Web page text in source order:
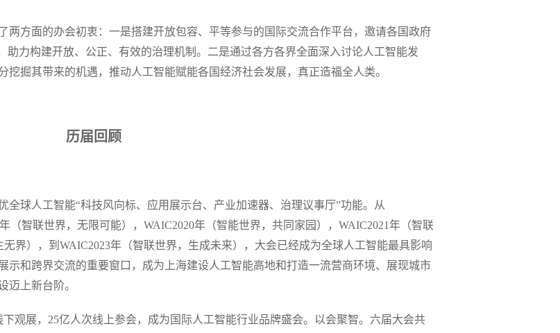
两方面的办会初衷：一是搭建开放包容、平等参与的国际交流合作平台，邀请各国政府
助力构建开放、公正、有效的治理机制。二是通过各方各界全面深入讨论人工智能发
掘其带来的机遇，推动人工智能赋能各国经济社会发展，真正造福全人类。
历届回顾
球人工智能“科技风向标、应用展示台、产业加速器、治理议事厅”功能。从
（智联世界，无限可能），WAIC2020年（智能世界，共同家园），WAIC2021年（智联
界），到WAIC2023年（智联世界，生成未来），大会已经成为全球人工智能最具影响
示和跨界交流的重要窗口，成为上海建设人工智能高地和打造一流营商环境、展现城市
迈上新台阶。
观展，25亿人次线上参会，成为国际人工智能行业品牌盛会。以会聚智。六届大会共